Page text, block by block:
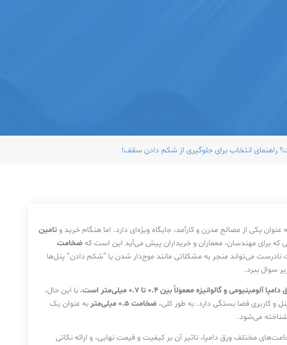
راهنمای انتخاب برای جلوگیری از شکم دادن سقف!
یکی از مصالح مدرن و کارآمد، جایگاه ویژه‌ای دارد. اما هنگام خرید و تامین
که برای مهندسان، معماران و خریداران پیش می‌آید این است که ضخامت
می‌تواند منجر به مشکلاتی مانند موج‌دار شدن یا “شکم دادن” پنل‌ها
سوال ببرد.
و گالوانیزه معمولاً بین 0.4 تا 0.7 میلی‌متر است.
با این حال،
کاربری فضا بستگی دارد. به طور کلی، ضخامت 0.5 میلی‌متر
به عنوان یک
شناخته می‌شود.
مختلف ورق دامپا، تاثیر آن بر کیفیت و قیمت نهایی، و ارائه نکاتی